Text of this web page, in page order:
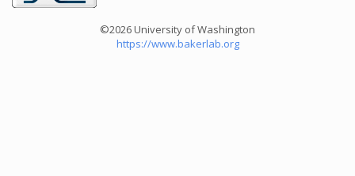
©2026 University of Washington
https://www.bakerlab.org